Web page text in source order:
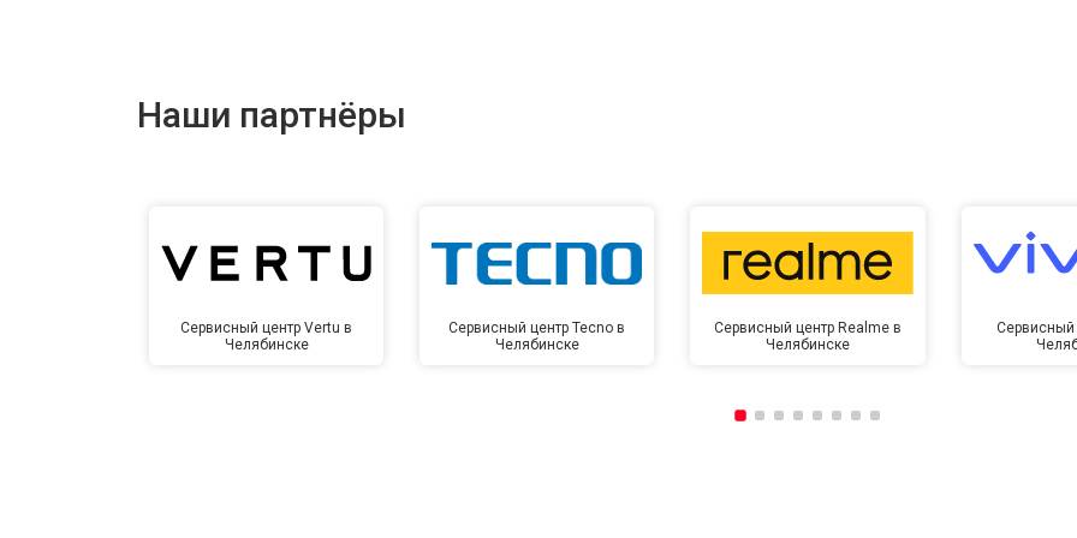
Наши партнёры
Сервисный центр Vertu в
Челябинске
Сервисный центр Tecno в
Челябинске
Сервисный центр Realme в
Челябинске
Сервисный